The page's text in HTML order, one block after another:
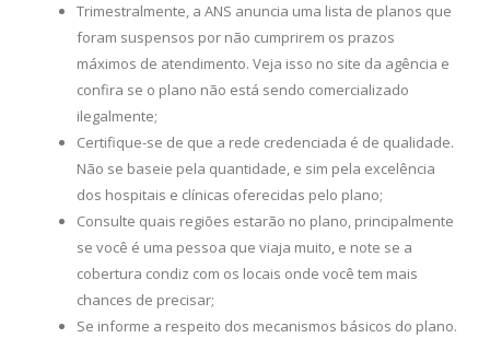
Trimestralmente, a ANS anuncia uma lista de planos que
foram suspensos por não cumprirem os prazos
máximos de atendimento. Veja isso no site da agência e
confira se o plano não está sendo comercializado
ilegalmente;
Certifique-se de que a rede credenciada é de qualidade.
Não se baseie pela quantidade, e sim pela excelência
dos hospitais e clínicas oferecidas pelo plano;
Consulte quais regiões estarão no plano, principalmente
se você é uma pessoa que viaja muito, e note se a
cobertura condiz com os locais onde você tem mais
chances de precisar;
Se informe a respeito dos mecanismos básicos do plano.